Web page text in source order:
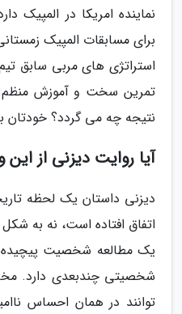
نماینده امریکا در
برای مسابقات المپیک
استراتژی های مربی سابق
تمرین سخت و آموزش منظم
نتیجه چه می گردد؟ خودتان
آیا روایت دیزنی از
دیزنی داستان یک لحظه
اتفاق افتاده است، نه به
یک مطالعه شخصیت پیچیده
شخصیتی چندبعدی دارد.
توانند در همان احساس